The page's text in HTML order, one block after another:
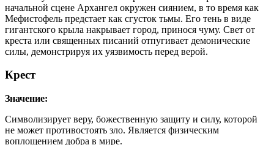
начальной сцене Архангел окружен сиянием, в то время как
Мефистофель предстает как сгусток тьмы. Его тень в виде
гигантского крыла накрывает город, принося чуму. Свет от
креста или священных писаний отпугивает демонические
силы, демонстрируя их уязвимость перед верой.
Крест
Значение:
Символизирует веру, божественную защиту и силу, которой
не может противостоять зло. Является физическим
воплощением добра в мире.